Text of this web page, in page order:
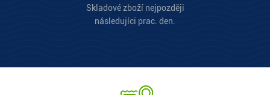
Skladové zboží nejpozději
následujíci prac. den.